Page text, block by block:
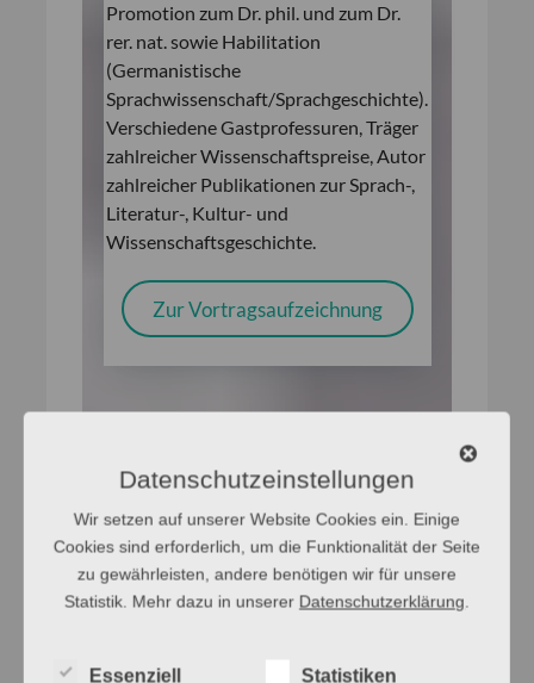
Promotion zum Dr. phil. und zum Dr.
rer. nat. sowie Habilitation
(Germanistische
Sprachwissenschaft/Sprachgeschichte).
Verschiedene Gastprofessuren, Träger
zahlreicher Wissenschaftspreise, Autor
zahlreicher Publikationen zur Sprach-,
Literatur-, Kultur- und
Wissenschaftsgeschichte.
Zur Vortragsaufzeichnung
Stephan Walter
Datenschutzeinstellungen
Wir setzen auf unserer Website Cookies ein. Einige
Cookies sind erforderlich, um die Funktionalität der Seite
zu gewährleisten, andere benötigen wir für unsere
Statistik. Mehr dazu in unserer Datenschutzerklärung.
Essenziell Statistiken